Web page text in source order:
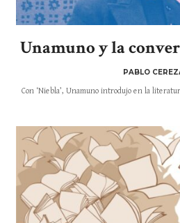
Unamuno y la
PABLO
Con ‘Niebla’, Unamuno introdujo en la